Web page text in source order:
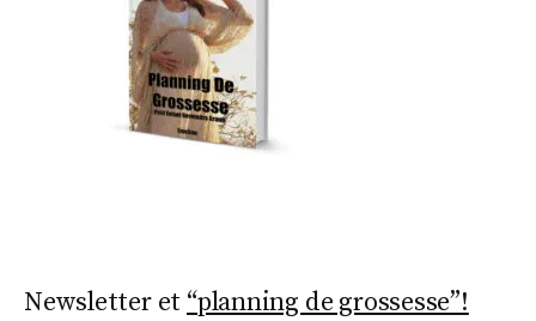
Newsletter et “planning de grossesse”!